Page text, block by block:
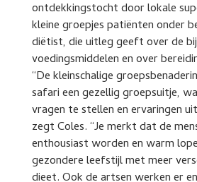
ontdekkingstocht door lokale
kleine groepjes patiënten onder
diëtist, die uitleg geeft over de
voedingsmiddelen en over
“De kleinschalige
safari een gezellig groepsuitje,
vragen te stellen en ervaringen
zegt Coles. “Je merkt dat de
enthousiast worden en warm
gezondere leefstijl met meer